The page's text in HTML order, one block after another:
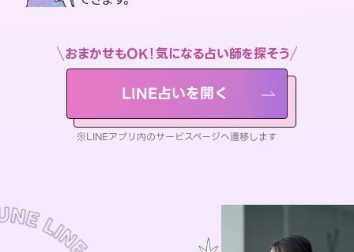
おまかせもOK！気になる占い師を探そう
LINE占いを開く
※LINEアプリ内のサービスページへ遷移します